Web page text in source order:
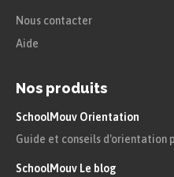
Nous contacter
Aide
Nos produits
SchoolMouv Orientation
Guide et conseils d'orientation
SchoolMouv Le blog